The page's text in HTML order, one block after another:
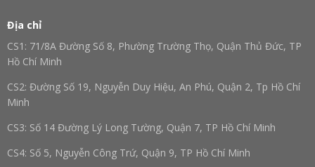
Địa chỉ
CS1: 71/8A Đường Số 8, Phường Trường Thọ, Quận Thủ Đức, TP
Hồ Chí Minh
CS2: Đường Số 19, Nguyễn Duy Hiệu, An Phú, Quận 2, Tp Hồ Chí
Minh
CS3: Số 14 Đường Lý Long Tường, Quận 7, TP Hồ Chí Minh
CS4: Số 5, Nguyễn Công Trứ, Quận 9, TP Hồ Chí Minh